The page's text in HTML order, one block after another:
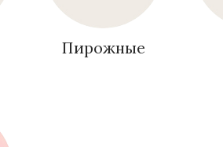
Пирожные